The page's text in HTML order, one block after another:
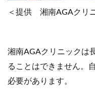
＜提供 湘南AGAクリ
湘南AGAクリニックは
ることはできません。
必要があります。